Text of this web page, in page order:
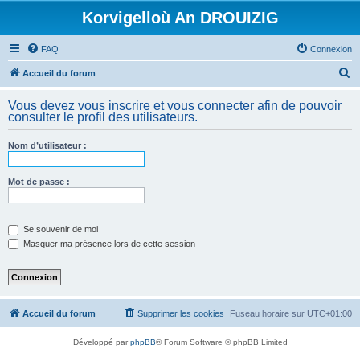
Korvigelloù An DROUIZIG
FAQ Connexion
Accueil du forum
h
Vous devez vous inscrire et vous connecter afin de pouvoir
consulter le profil des utilisateurs.
Nom d’utilisateur :
Mot de passe :
Se souvenir de moi
Masquer ma présence lors de cette session
Accueil du forum Fuseau horaire sur UTC+01:00
Supprimer les cookies
Développé parphpBB® Forum Software © phpBB Limited